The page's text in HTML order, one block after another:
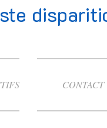
CONTACT